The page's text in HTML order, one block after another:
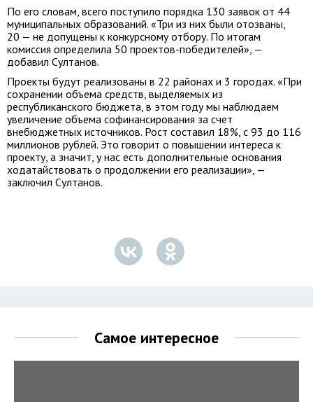
По его словам, всего поступило порядка 130 заявок от 44
муниципальных образований. «Три из них были отозваны,
20 — не допущены к конкурсному отбору. По итогам
комиссия определила 50 проектов-победителей», —
добавил Султанов.
Проекты будут реализованы в 22 районах и 3 городах. «При
сохранении объема средств, выделяемых из
республиканского бюджета, в этом году мы наблюдаем
увеличение объема софинансирования за счет
внебюджетных источников. Рост составил 18%, с 93 до 116
миллионов рублей. Это говорит о повышении интереса к
проекту, а значит, у нас есть дополнительные основания
ходатайствовать о продолжении его реализации», —
заключил Султанов.
Самое интересное